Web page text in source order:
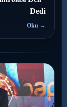
Dedi
Oku →